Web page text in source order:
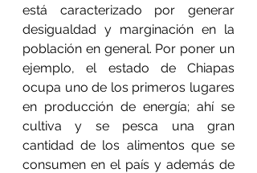
está caracterizado por generar
desigualdad y marginación en la
población en general. Por poner un
ejemplo, el estado de Chiapas
ocupa uno de los primeros lugares
en producción de energía; ahí se
cultiva y se pesca una gran
cantidad de los alimentos que se
consumen en el país y además de